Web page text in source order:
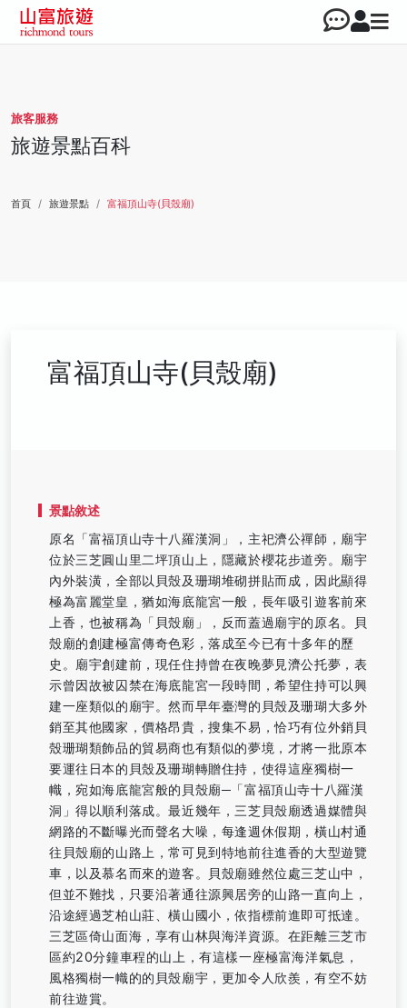
旅客服務
旅遊景點百科
首頁 旅遊景點 富福頂山寺(貝殼廟)
富福頂山寺(貝殼廟)
景點敘述
原名「富福頂山寺十八羅漢洞」，主祀濟公禪師，廟宇
位於三芝圓山里二坪頂山上，隱藏於櫻花步道旁。廟宇
內外裝潢，全部以貝殼及珊瑚堆砌拼貼而成，因此顯得
極為富麗堂皇，猶如海底龍宮一般，長年吸引遊客前來
上香，也被稱為「貝殼廟」，反而蓋過廟宇的原名。貝
殼廟的創建極富傳奇色彩，落成至今已有十多年的歷
史。廟宇創建前，現任住持曾在夜晚夢見濟公托夢，表
示曾因故被囚禁在海底龍宮一段時間，希望住持可以興
建一座類似的廟宇。然而早年臺灣的貝殼及珊瑚大多外
銷至其他國家，價格昂貴，搜集不易，恰巧有位外銷貝
殼珊瑚類飾品的貿易商也有類似的夢境，才將一批原本
要運往日本的貝殼及珊瑚轉贈住持，使得這座獨樹一
幟，宛如海底龍宮般的貝殼廟─「富福頂山寺十八羅漢
洞」得以順利落成。最近幾年，三芝貝殼廟透過媒體與
網路的不斷曝光而聲名大噪，每逢週休假期，橫山村通
往貝殼廟的山路上，常可見到特地前往進香的大型遊覽
車，以及慕名而來的遊客。貝殼廟雖然位處三芝山中，
但並不難找，只要沿著通往源興居旁的山路一直向上，
沿途經過芝柏山莊、橫山國小，依指標前進即可抵達。
三芝區倚山面海，享有山林與海洋資源。在距離三芝市
區約20分鐘車程的山上，有這樣一座極富海洋氣息，
風格獨樹一幟的的貝殼廟宇，更加令人欣羨，有空不妨
前往遊賞。